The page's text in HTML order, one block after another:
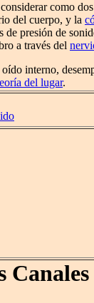
como
del cuerpo, y la
presión de
a través del
interno,
del lugar.